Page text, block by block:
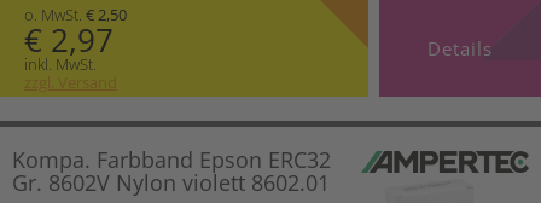
o. MwSt. € 2,50
€ 2,97
inkl. MwSt.
zzgl. Versand
Details
Kompa. Farbband Epson ERC32
Gr. 8602V Nylon violett 8602.01